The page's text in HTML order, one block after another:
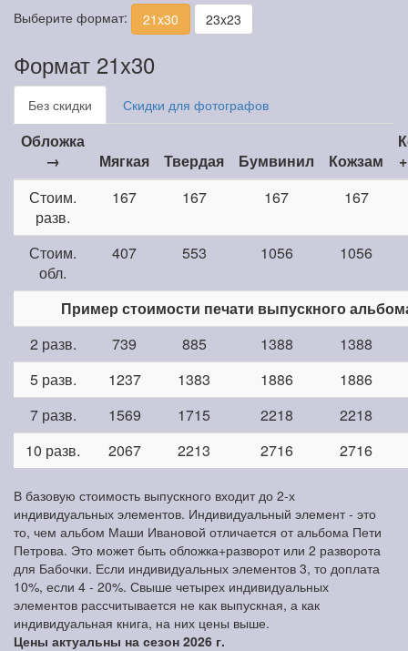
Выберите формат: 21x30 23x23
Формат 21x30
Без скидки Скидки для фотографов
Обложка
→
Мягкая Твердая Бумвинил Кожзам
Стоим.
разв.
167 167 167 167
Стоим.
обл.
407 553 1056 1056
Пример стоимости печати выпускного
2 разв.
739 885 1388
1388
5 разв.
1237 1383 1886
1886
7 разв.
1569 1715 2218
2218
10 разв.
2067 2213 2716 2716
В базовую стоимость выпускного входит до 2-х
индивидуальных элементов. Индивидуальный элемент - это
то, чем альбом Маши Ивановой отличается от альбома Пети
Петрова. Это может быть обложка+разворот или 2 разворота
для Бабочки. Если индивидуальных элементов 3, то доплата
10%, если 4 - 20%. Свыше четырех индивидуальных
элементов рассчитывается не как выпускная, а как
индивидуальная книга, на них цены выше.
Цены актуальны на сезон 2026 г.